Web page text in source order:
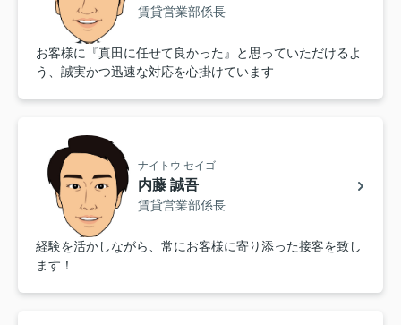
賃貸営業部係長
お客様に『真田に任せて良かった』と思っていただけるよ
う、誠実かつ迅速な対応を心掛けています
ナイトウ セイゴ
内藤 誠吾
賃貸営業部係長
経験を活かしながら、常にお客様に寄り添った接客を致し
ます！